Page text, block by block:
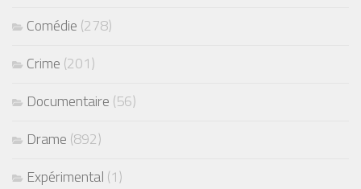
Comédie (278)
Crime (201)
Documentaire (56)
Drame (892)
Expérimental (1)